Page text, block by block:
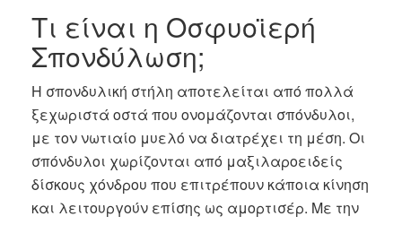
Τι είναι η Οσφυοϊερή
Σπονδύλωση;
Η σπονδυλική στήλη αποτελείται από πολλά
ξεχωριστά οστά που ονομάζονται σπόνδυλοι,
με τον νωτιαίο μυελό να διατρέχει τη μέση. Οι
σπόνδυλοι χωρίζονται από μαξιλαροειδείς
δίσκους χόνδρου που επιτρέπουν κάποια κίνηση
και λειτουργούν επίσης ως αμορτισέρ. Με την